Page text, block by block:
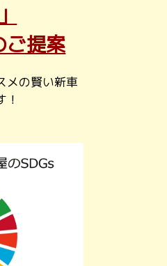
ご提案
メの賢い新車